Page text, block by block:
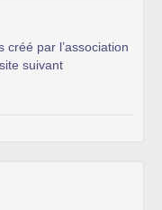
créé par l’association
suivant